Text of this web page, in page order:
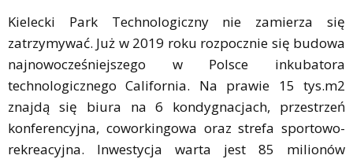
Kielecki Park Technologiczny nie zamierza się
zatrzymywać. Już w 2019 roku rozpocznie się budowa
najnowocześniejszego w Polsce inkubatora
technologicznego California. Na prawie 15 tys.m2
znajdą się biura na 6 kondygnacjach, przestrzeń
konferencyjna, coworkingowa oraz strefa sportowo-
rekreacyjna. Inwestycja warta jest 85 milionów